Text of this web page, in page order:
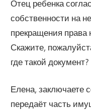
Отец ребенка
собственности на
прекращения права
Скажите,
где такой документ?
Елена, заключаете
передаёт часть